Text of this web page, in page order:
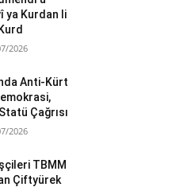
ya Kurdan li
2026
Anti-Kürt
Çağrısı
2026
TBMM
Çiftyürek